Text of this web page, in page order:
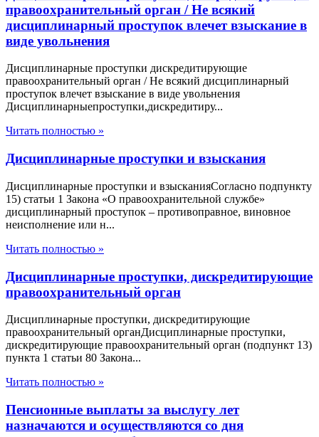
правоохранительный орган / Не всякий
дисциплинарный проступок влечет взыскание в
виде увольнения
Дисциплинарные проступки дискредитирующие
правоохранительный орган / Не всякий дисциплинарный
проступок влечет взыскание в виде увольнения
Дисциплинарныепроступки,дискредитиру...
Читать полностью »
Дисциплинарные проступки и взыскания
Дисциплинарные проступки и взысканияСогласно подпункту
15) статьи 1 Закона «О правоохранительной службе»
дисциплинарный проступок – противоправное, виновное
неисполнение или н...
Читать полностью »
Дисциплинарные проступки, дискредитирующие
правоохранительный орган
Дисциплинарные проступки, дискредитирующие
правоохранительный органДисциплинарные проступки,
дискредитирующие правоохранительный орган (подпункт 13)
пункта 1 статьи 80 Закона...
Читать полностью »
Пенсионные выплаты за выслугу лет
назначаются и осуществляются со дня